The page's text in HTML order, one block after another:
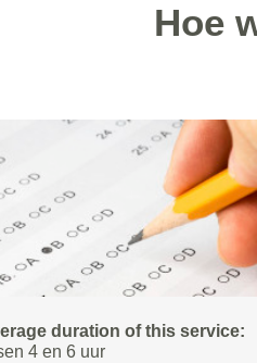
Hoe
duration of this service:
4 en 6 uur